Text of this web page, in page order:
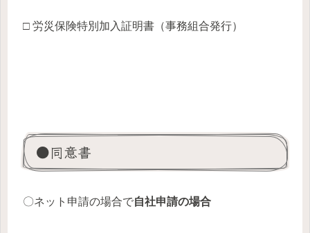
□ 労災保険特別加入証明書（事務組合発行）
●同意書
〇ネット申請の場合で自社申請の場合